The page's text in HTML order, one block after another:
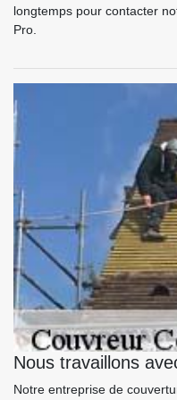
longtemps pour contacter
Pro.
Nous travaillons
Notre entreprise de